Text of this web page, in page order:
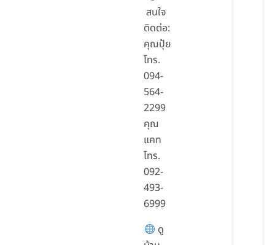
สนใจ
ติดต่อ:
คุณปุ้ย
โทร.
094-
564-
2299
คุณ
แคท
โทร.
092-
493-
6999
ดู